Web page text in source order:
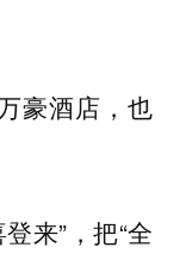
豪酒店，也
来”，把“全